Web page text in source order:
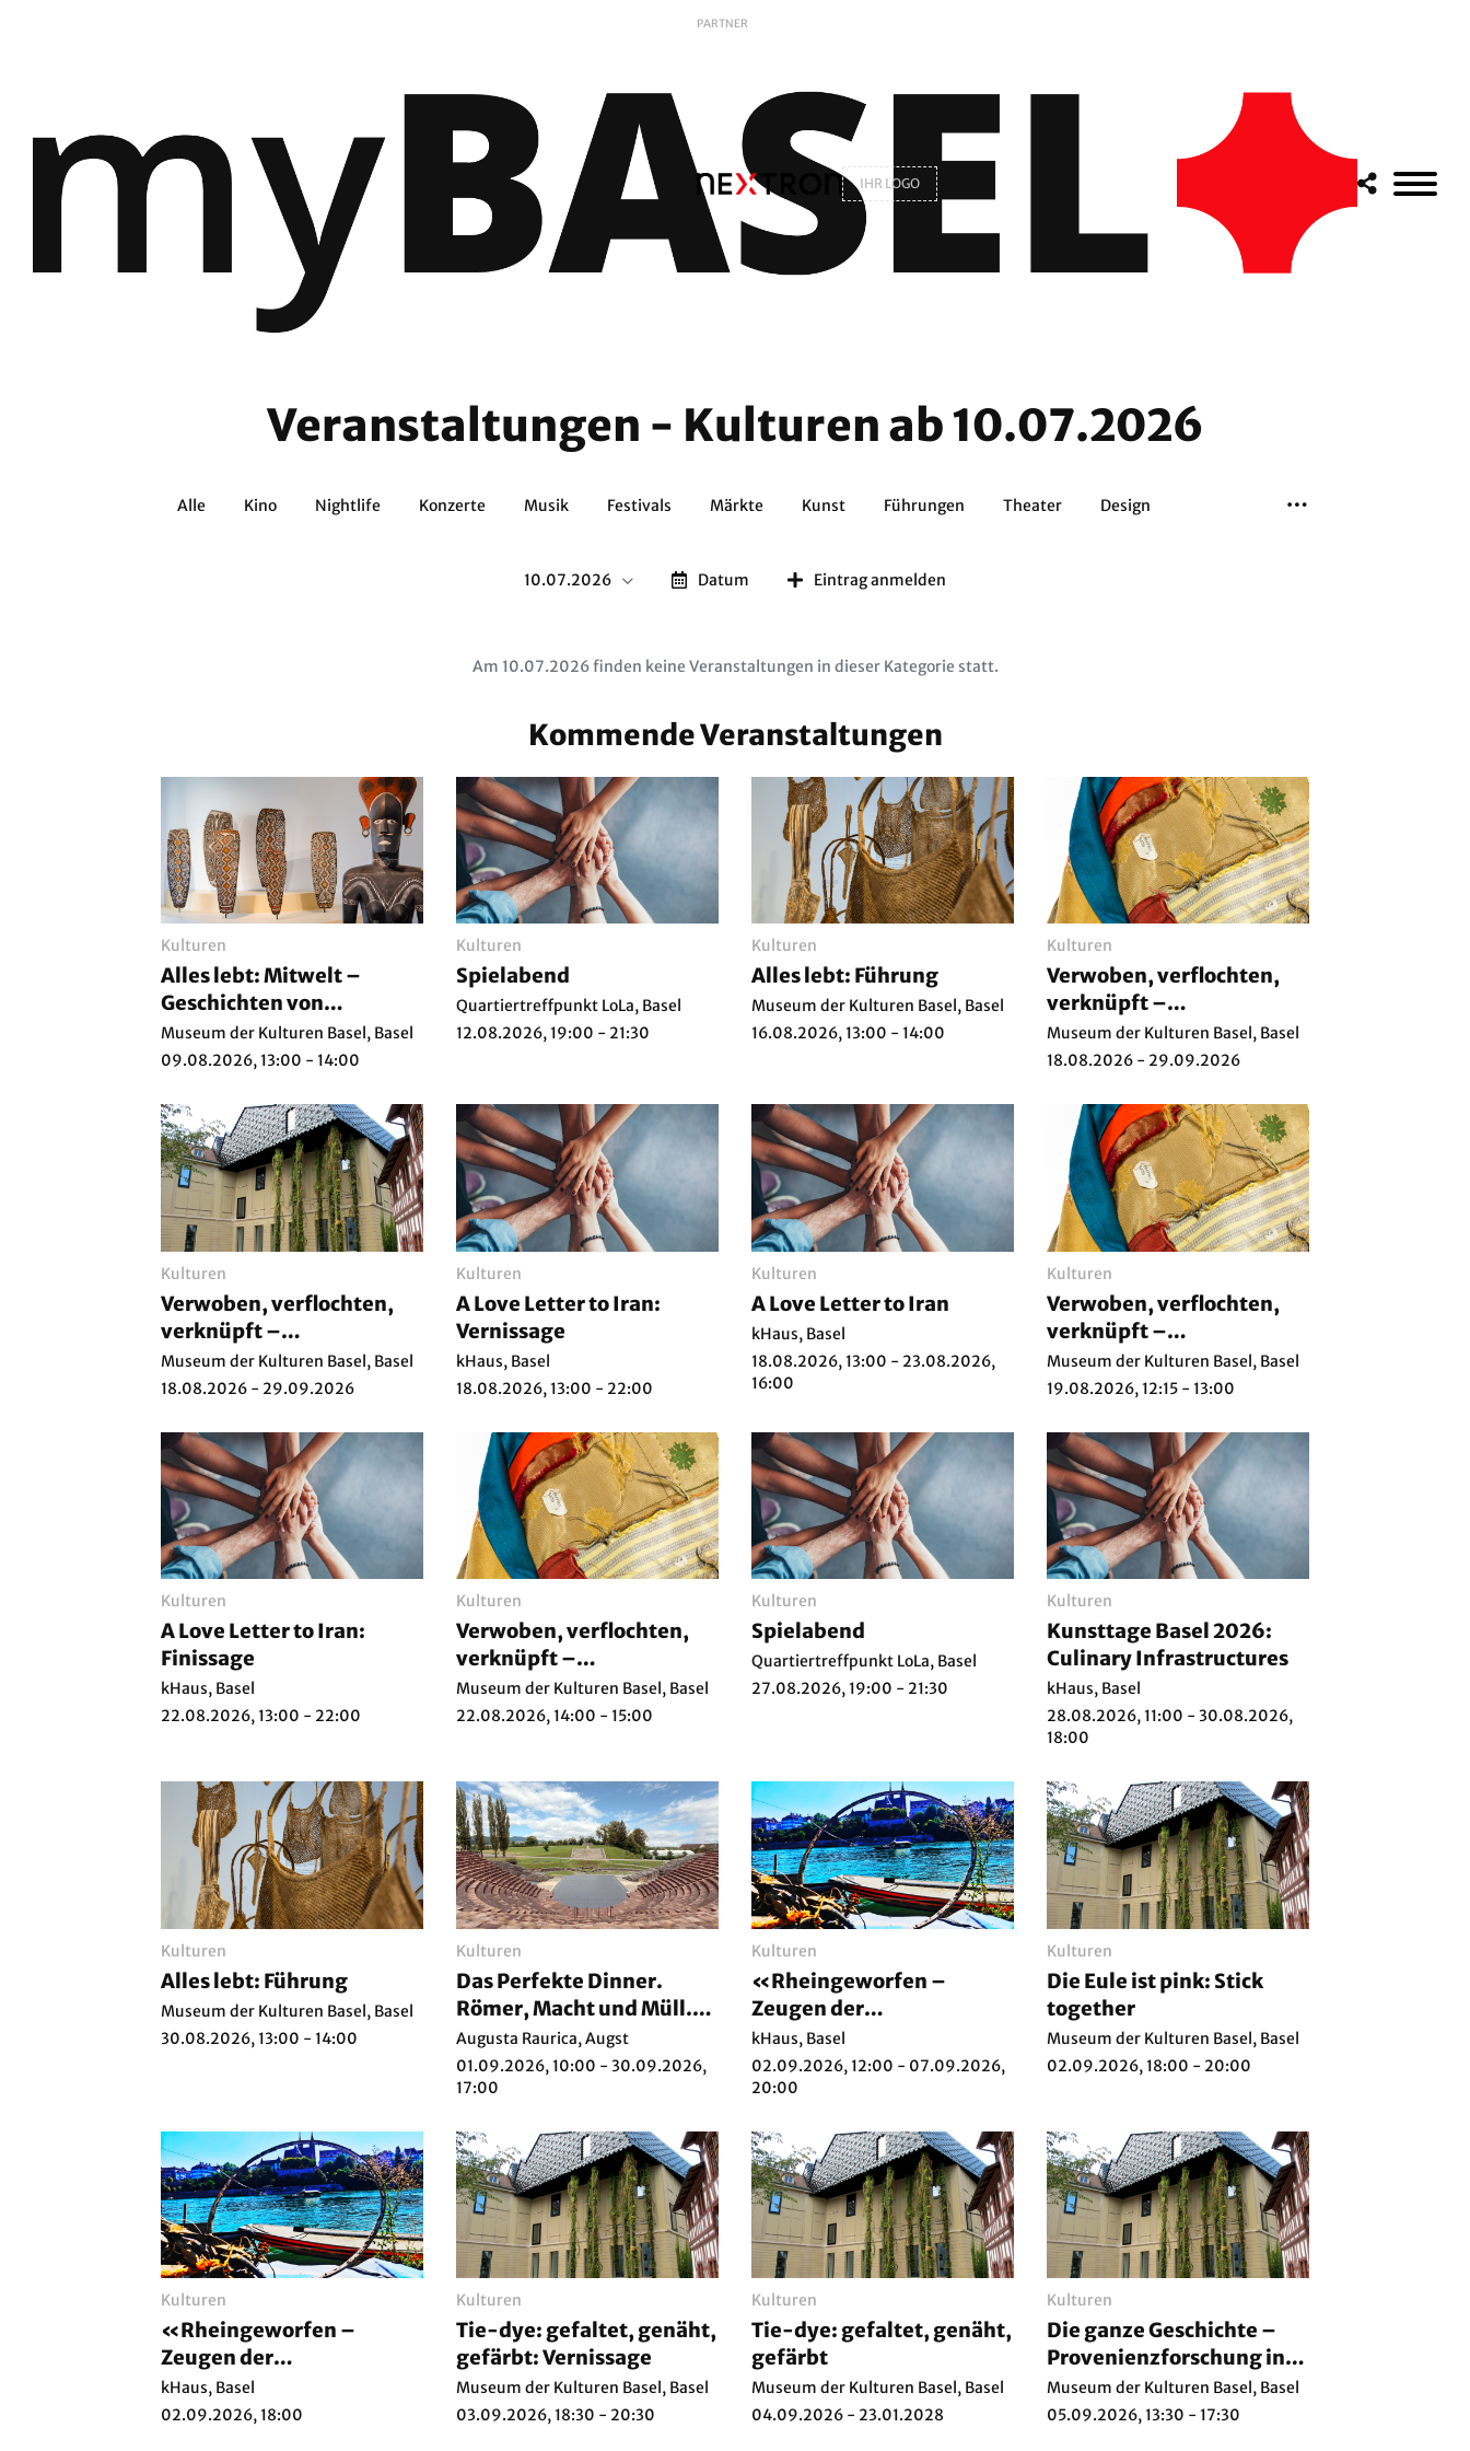
PARTNER
IHR LOGO
Veranstaltungen - Kulturen ab 10.07.2026
Alle Kino Nightlife Konzerte Musik Festivals Märkte Kunst Führungen Theater Design
10.07.2026 Datum Eintrag anmelden
Am 10.07.2026 finden keine Veranstaltungen in dieser Kategorie statt.
Kommende Veranstaltungen
Kulturen
Alles lebt: Mitwelt –
Geschichten von
Verbundenheit und
Widerstand
Museum der Kulturen Basel, Basel
09.08.2026, 13:00 - 14:00
Kulturen
Spielabend
Quartiertreffpunkt LoLa, Basel
12.08.2026, 19:00 - 21:30
Kulturen
Alles lebt: Führung
Museum der Kulturen Basel, Basel
16.08.2026, 13:00 - 14:00
Kulturen
Verwoben, verflochten,
verknüpft –
Provenienzforschung zur
Textilsammlung
Museum der Kulturen Basel, Basel
18.08.2026 - 29.09.2026
Kulturen
Verwoben, verflochten,
verknüpft –
Privenienzforschung zur
Textilsammlung
Museum der Kulturen Basel, Basel
18.08.2026 - 29.09.2026
Kulturen
A Love Letter to Iran:
Vernissage
kHaus, Basel
18.08.2026, 13:00 - 22:00
Kulturen
A Love Letter to Iran
kHaus, Basel
18.08.2026, 13:00 - 23.08.2026,
16:00
Kulturen
Verwoben, verflochten,
verknüpft –
Provenienzforschung zur
Textilsammlung: Führung
Museum der Kulturen Basel, Basel
19.08.2026, 12:15 - 13:00
Kulturen
A Love Letter to Iran:
Finissage
kHaus, Basel
22.08.2026, 13:00 - 22:00
Kulturen
Verwoben, verflochten,
verknüpft –
Provenienzforschung zur
Textilsammlung: Führung
Museum der Kulturen Basel, Basel
22.08.2026, 14:00 - 15:00
Kulturen
Spielabend
Quartiertreffpunkt LoLa, Basel
27.08.2026, 19:00 - 21:30
Kulturen
Kunsttage Basel 2026:
Culinary Infrastructures
kHaus, Basel
28.08.2026, 11:00 - 30.08.2026,
18:00
Kulturen
Alles lebt: Führung
Museum der Kulturen Basel, Basel
30.08.2026, 13:00 - 14:00
Kulturen
Das Perfekte Dinner.
Römer, Macht und Müll.
Teil II
Augusta Raurica, Augst
01.09.2026, 10:00 - 30.09.2026,
17:00
Kulturen
«Rheingeworfen –
Zeugen der
Sorglosigkeit»
kHaus, Basel
02.09.2026, 12:00 - 07.09.2026,
20:00
Kulturen
Die Eule ist pink: Stick
together
Museum der Kulturen Basel, Basel
02.09.2026, 18:00 - 20:00
Kulturen
«Rheingeworfen –
Zeugen der
Sorglosigkeit»:
Vernissage
kHaus, Basel
02.09.2026, 18:00
Kulturen
Tie-dye: gefaltet, genäht,
gefärbt: Vernissage
Museum der Kulturen Basel, Basel
03.09.2026, 18:30 - 20:30
Kulturen
Tie-dye: gefaltet, genäht,
gefärbt
Museum der Kulturen Basel, Basel
04.09.2026 - 23.01.2028
Kulturen
Die ganze Geschichte –
Provenienzforschung in
den Basler Museen
Museum der Kulturen Basel, Basel
05.09.2026, 13:30 - 17:30